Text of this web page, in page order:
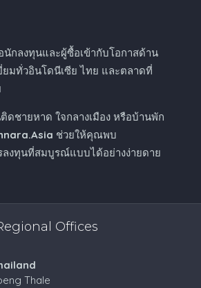
นักลงทุนและผู้ซื้อเข้ากับโอกาสด้าน
มทั่วอินโดนีเซีย ไทย และตลาดที่
ชายหาด ใจกลางเมือง หรือบ้านพัก
ช่วยให้คุณพบ
ลงทุนที่สมบูรณ์แบบได้อย่างง่ายดาย
Offices
Thale